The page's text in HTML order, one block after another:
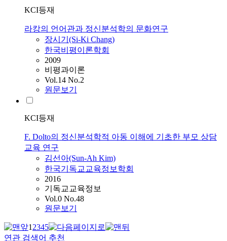
KCI등재
라캉의 언어관과 정신분석학의 문화연구
장시기(Si-Ki Chang)
한국비평이론학회
2009
비평과이론
Vol.14 No.2
원문보기
KCI등재
F. Dolto의 정신분석학적 아동 이해에 기초한 부모 상담
교육 연구
김선아(Sun-Ah Kim)
한국기독교교육정보학회
2016
기독교교육정보
Vol.0 No.48
원문보기
12345
연관 검색어 추천